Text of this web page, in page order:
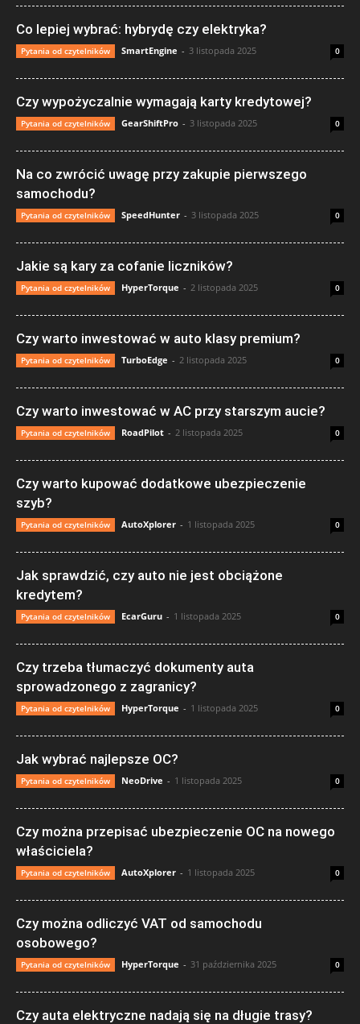
Co lepiej wybrać: hybrydę czy elektryka?
Pytania od czytelników SmartEngine - 3 listopada 2025 0
Czy wypożyczalnie wymagają karty kredytowej?
Pytania od czytelników GearShiftPro - 3 listopada 2025 0
Na co zwrócić uwagę przy zakupie pierwszego
samochodu?
Pytania od czytelników SpeedHunter - 3 listopada 2025 0
Jakie są kary za cofanie liczników?
Pytania od czytelników HyperTorque - 2 listopada 2025 0
Czy warto inwestować w auto klasy premium?
Pytania od czytelników TurboEdge - 2 listopada 2025 0
Czy warto inwestować w AC przy starszym aucie?
Pytania od czytelników RoadPilot - 2 listopada 2025 0
Czy warto kupować dodatkowe ubezpieczenie
szyb?
Pytania od czytelników AutoXplorer - 1 listopada 2025 0
Jak sprawdzić, czy auto nie jest obciążone
kredytem?
Pytania od czytelników EcarGuru - 1 listopada 2025 0
Czy trzeba tłumaczyć dokumenty auta
sprowadzonego z zagranicy?
Pytania od czytelników HyperTorque - 1 listopada 2025 0
Jak wybrać najlepsze OC?
Pytania od czytelników NeoDrive - 1 listopada 2025 0
Czy można przepisać ubezpieczenie OC na nowego
właściciela?
Pytania od czytelników AutoXplorer - 1 listopada 2025 0
Czy można odliczyć VAT od samochodu
osobowego?
Pytania od czytelników HyperTorque - 31 października 2025 0
Czy auta elektryczne nadają się na długie trasy?